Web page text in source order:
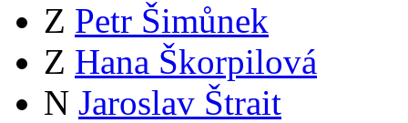
Z Petr Šimůnek
Z Hana Škorpilová
N Jaroslav Štrait